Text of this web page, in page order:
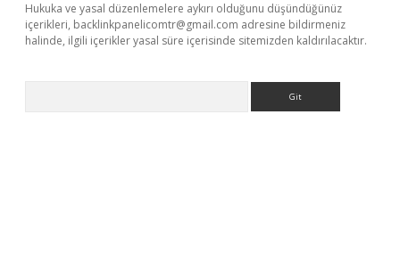
Hukuka ve yasal düzenlemelere aykırı olduğunu düşündüğünüz
içerikleri, backlinkpanelicomtr@gmail.com adresine bildirmeniz
halinde, ilgili içerikler yasal süre içerisinde sitemizden kaldırılacaktır.